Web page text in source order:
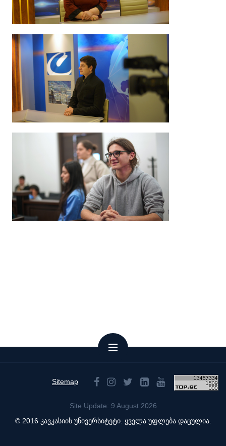
Sitemap
Site Update: 9 August 2026
© 2016 კავკასიის უნივერსიტეტი. ყველა უფლება დაცულია.